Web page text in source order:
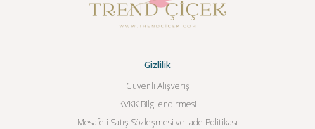
Gizlilik
Güvenli Alışveriş
KVKK Bilgilendirmesi
Mesafeli Satış Sözleşmesi ve İade Politikası